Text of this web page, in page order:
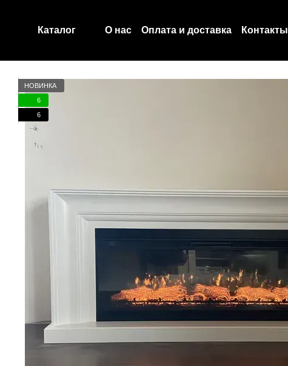
Каталог О нас Оплата и доставка
Контакты
НОВИНКА
6
6